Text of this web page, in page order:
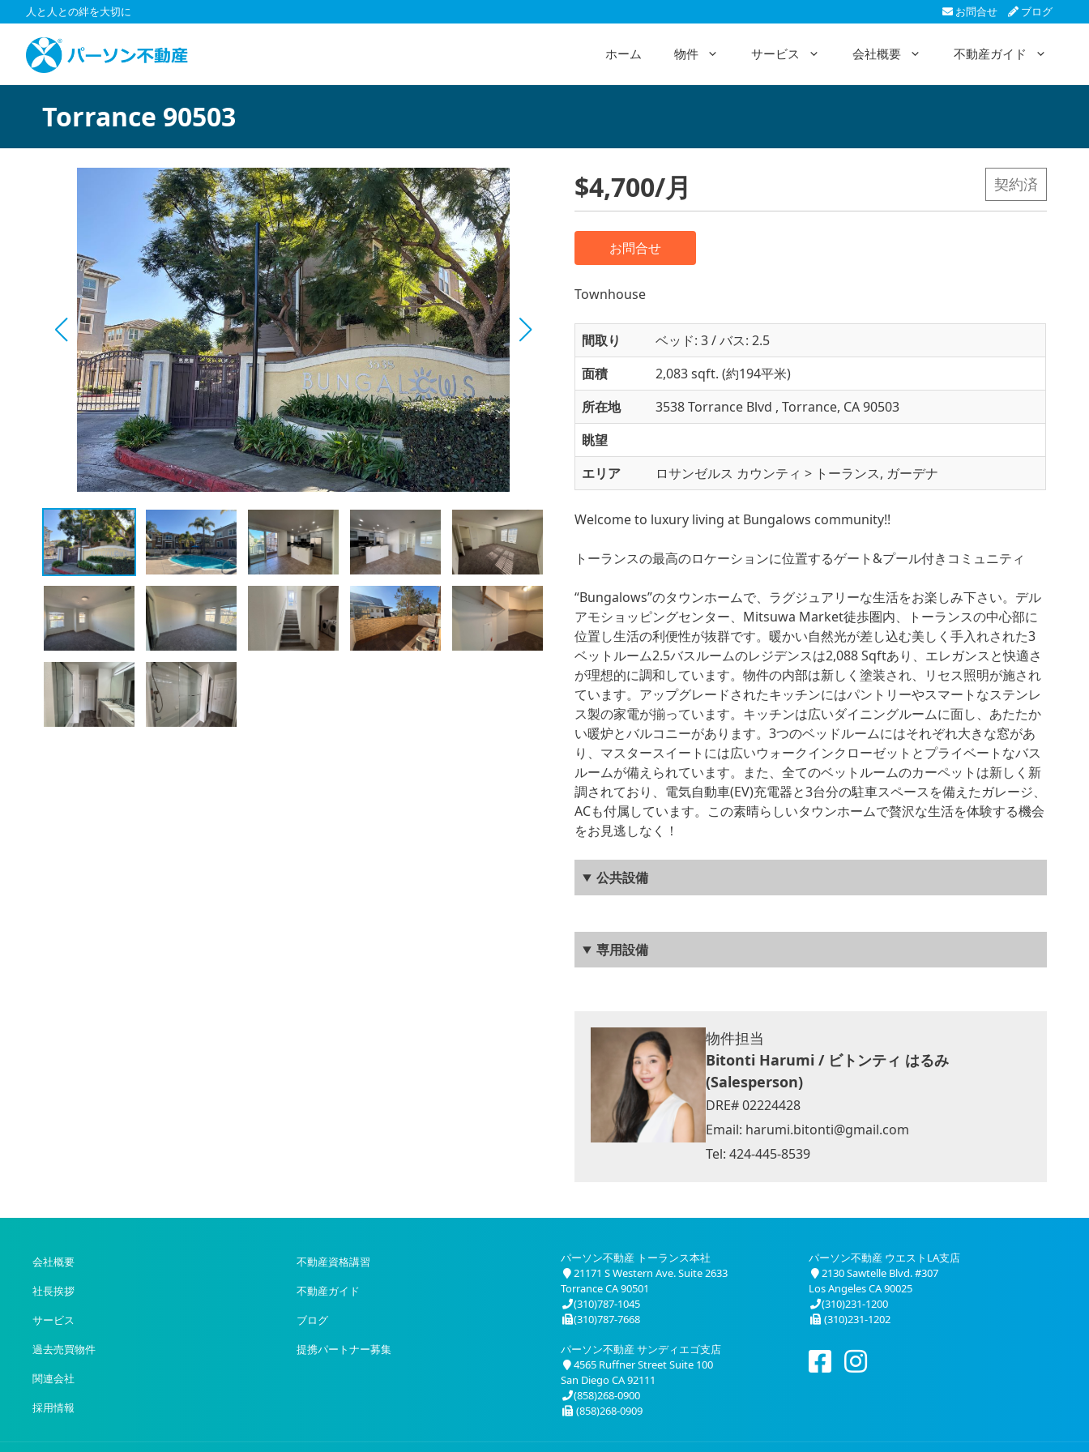
ン
ツ
キ
人と人との絆を大切に お問合せ ブログ
ホーム 物件 サービス 会社概要 不動産ガイド
Torrance 90503
$4,700/月 契約済
お問合せ
Townhouse
間取り
ベッド: 3 / バス: 2.5
面積
2,083 sqft. (約194平米)
所在地
3538 Torrance Blvd , Torrance, CA 90503
眺望
エリア
ロサンゼルス カウンティ > トーランス, ガーデナ
Welcome to luxury living at Bungalows community!!
トーランスの最高のロケーションに位置するゲート&プール付きコミュニティ
“Bungalows”のタウンホームで、ラグジュアリーな生活をお楽しみ下さい。デル
アモショッピングセンター、Mitsuwa Market徒歩圏内、トーランスの中心部に
位置し生活の利便性が抜群です。暖かい自然光が差し込む美しく手入れされた3
ベットルーム2.5バスルームのレジデンスは2,088 Sqftあり、エレガンスと快適さ
が理想的に調和しています。物件の内部は新しく塗装され、リセス照明が施され
ています。アップグレードされたキッチンにはパントリーやスマートなステンレ
ス製の家電が揃っています。キッチンは広いダイニングルームに面し、あたたか
い暖炉とバルコニーがあります。3つのベッドルームにはそれぞれ大きな窓があ
り、マスタースイートには広いウォークインクローゼットとプライベートなバス
ルームが備えられています。また、全てのベットルームのカーペットは新しく新
調されており、電気自動車(EV)充電器と3台分の駐車スペースを備えたガレージ、
ACも付属しています。この素晴らしいタウンホームで贅沢な生活を体験する機会
をお見逃しなく！
公共設備
専用設備
物件担当
Bitonti Harumi / ビトンティ はるみ
(Salesperson)
DRE# 02224428
Email: harumi.bitonti@gmail.com
Tel: 424-445-8539
会社概要
社長挨拶
サービス
過去売買物件
関連会社
採用情報
不動産資格講習
不動産ガイド
ブログ
提携パートナー募集
パーソン不動産 トーランス本社
21171 S Western Ave. Suite 2633
Torrance CA 90501
(310)787-1045
(310)787-7668
パーソン不動産 ウエストLA支店
2130 Sawtelle Blvd. #307
Los Angeles CA 90025
(310)231-1200
(310)231-1202
パーソン不動産 サンディエゴ支店
4565 Ruffner Street Suite 100
San Diego CA 92111
(858)268-0900
(858)268-0909